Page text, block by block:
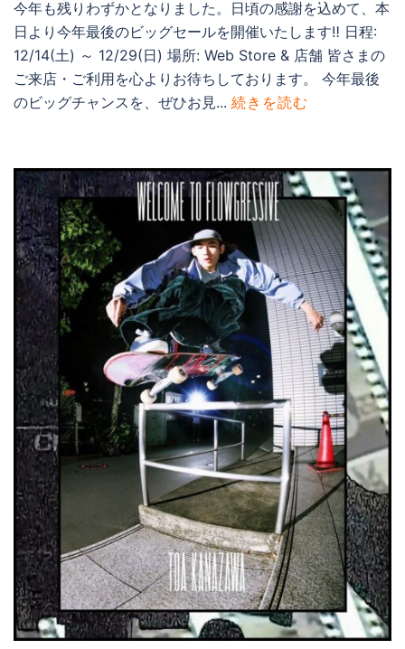
今年も残りわずかとなりました。日頃の感謝を込めて、本
日より今年最後のビッグセールを開催いたします‼︎ 日程:
12/14(土) ～ 12/29(日) 場所: Web Store & 店舗 皆さまの
ご来店・ご利用を心よりお待ちしております。 今年最後
のビッグチャンスを、ぜひお見... 続きを読む